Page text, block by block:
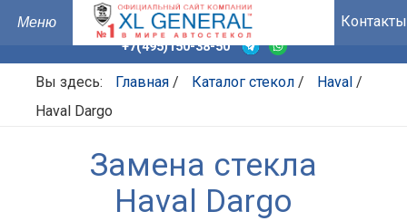
Контакты
+7(495)150-38-50
Вы здесь: Главная / Каталог стекол / Haval /
Haval Dargo
Замена стекла
Haval Dargo